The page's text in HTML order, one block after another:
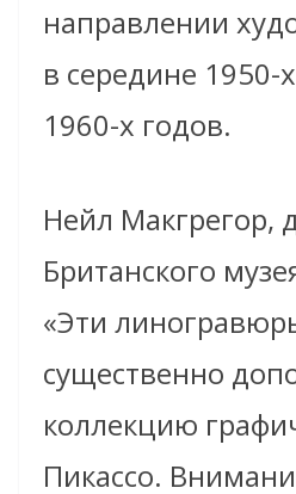
направлении
в середине 1950-
1960-х годов.
Нейл Макгрегор,
Британского
«Эти
существенно
коллекцию
Пикассо.